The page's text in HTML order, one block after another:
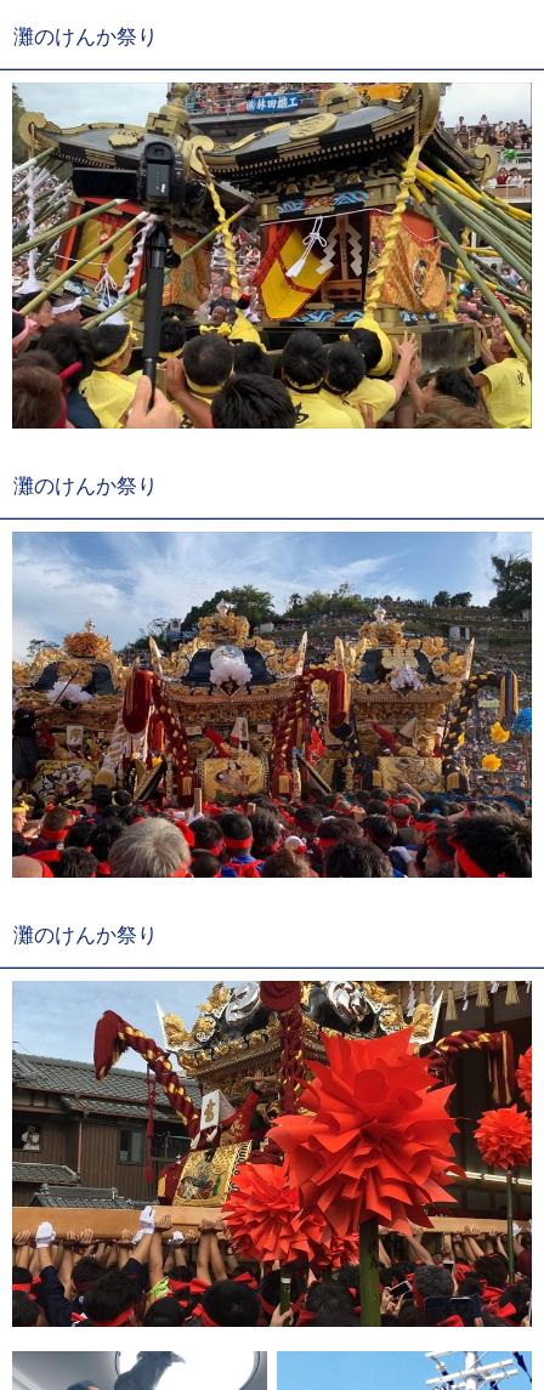
灘のけんか祭り
灘のけんか祭り
灘のけんか祭り